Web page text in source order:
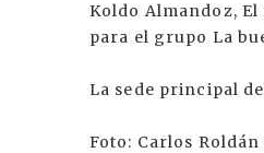
Koldo Almandoz,
para el grupo La
La sede principal
Foto: Carlos